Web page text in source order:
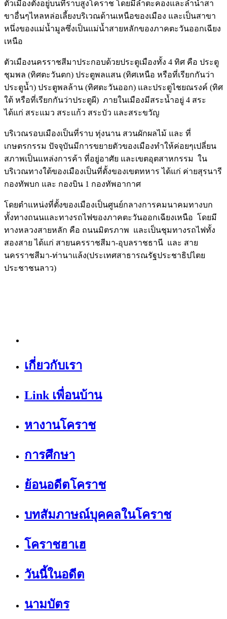
ตัวเมืองตั้งอยู่บนที่ราบสูงโคราช โดยมีลำตะคองและลำน้ำสา
ขาอื่นๆไหลหล่อเลี้ยงบริเวณด้านเหนือของเมือง และเป็นสาขา
หนึ่งของแม่น้ำมูลซึ่งเป็นแม่น้ำสายหลักของภาคตะวันออกเฉียง
เหนือ
ตัวเมืองนครราชสีมาประกอบด้วยประตูเมืองทั้ง 4 ทิศ คือ ประตู
ชุมพล (ทิศตะวันตก) ประตูพลแสน (ทิศเหนือ หรือที่เรียกกันว่า
ประตูน้ำ) ประตูพลล้าน (ทิศตะวันออก) และประตูไชยณรงค์ (ทิศ
ใต้ หรือที่เรียกกันว่าประตูผี) ภายในเมืองมีสระน้ำอยู่ 4 สระ
ได้แก่ สระแมว สระแก้ว สระบัว และสระขวัญ
บริเวณรอบเมืองเป็นที่ราบ ทุ่งนาน สวนผักผลไม้ และ ที่
เกษตรกรรม ปัจจุบันมีการขยายตัวของเมืองทำให้ค่อยๆเปลี่ยน
สภาพเป็นแหล่งการค้า ที่อยู่อาศัย และเขตอุตสาหกรรม ใน
บริเวณทางใต้ของเมืองเป็นที่ตั้งของเขตทหาร ได้แก่ ค่ายสุรนารี
กองทัพบก และ กองบิน 1 กองทัพอากาศ
โดยตำแหน่งที่ตั้งของเมืองเป็นศูนย์กลางการคมนาคมทางบก
ทั้งทางถนนและทางรถไฟของภาคตะวันออกเฉียงเหนือ โดยมี
ทางหลวงสายหลัก คือ ถนนมิตรภาพ และเป็นชุมทางรถไฟทั้ง
สองสาย ได้แก่ สายนครราชสีมา-อุบลราชธานี และ สาย
นครราชสีมา-ท่านาแล้ง(ประเทศสาธารณรัฐประชาธิปไตย
ประชาชนลาว)
เกี่ยวกับเรา
Link เพื่อนบ้าน
หางานโคราช
การศึกษา
ย้อนอดีตโคราช
บทสัมภาษณ์บุคคลในโคราช
โคราชฮาเฮ
วันนี้ในอดีต
นามบัตร